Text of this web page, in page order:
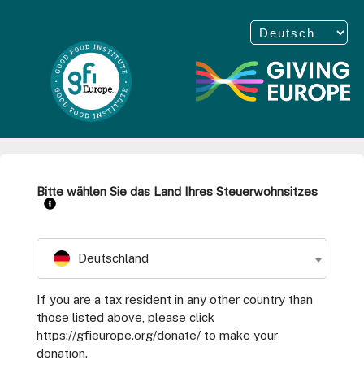
Bitte wählen Sie das Land Ihres Steuerwohnsitzes
Deutschland
If you are a tax resident in any other country than
those listed above, please click
https://gfieurope.org/donate/ to make your
donation.